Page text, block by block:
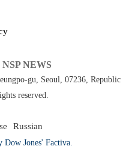
NEWS
gu, Seoul, 07236,
reserved.
Russian
Dow Jones' Factiva.